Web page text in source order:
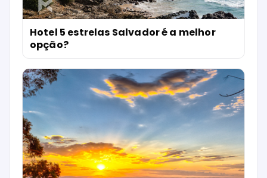
Hotel 5 estrelas Salvador é a melhor
opção?